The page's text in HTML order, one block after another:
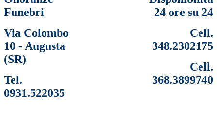
Funebri
Via Colombo
10 - Augusta
(SR)
Tel.
0931.522035
24 ore su 24
Cell.
348.2302175
Cell.
368.3899740